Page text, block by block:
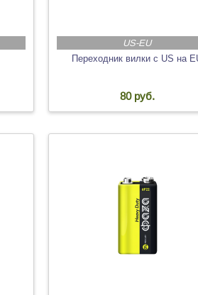
US-EU
Переходник вилки с US на
80 руб.